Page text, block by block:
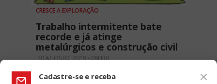
CRESCE A EXPLORAÇÃO
Trabalho intermitente bate
recorde e já atinge
metalúrgicos e construção civil
20 AGOSTO, 2019 - 08H30
Cadastre-se e receba